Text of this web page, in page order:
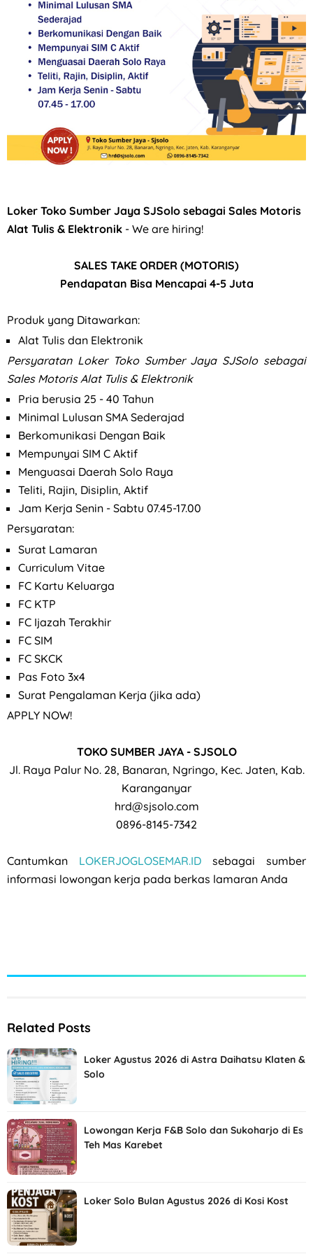
Loker Agustus 2026 di Astra Daihatsu Klaten & Solo
Loker Toko Sumber Jaya SJSolo sebagai Sales Motoris
Alat Tulis & Elektronik - We are hiring!
SALES TAKE ORDER (MOTORIS)
Pendapatan Bisa Mencapai 4-5 Juta
Produk yang Ditawarkan:
Alat Tulis dan Elektronik
Persyaratan Loker Toko Sumber Jaya SJSolo sebagai
Sales Motoris Alat Tulis & Elektronik
Pria berusia 25 - 40 Tahun
Minimal Lulusan SMA Sederajad
Berkomunikasi Dengan Baik
Mempunyai SIM C Aktif
Menguasai Daerah Solo Raya
Teliti, Rajin, Disiplin, Aktif
Jam Kerja Senin - Sabtu 07.45-17.00
Persyaratan:
Surat Lamaran
Curriculum Vitae
FC Kartu Keluarga
FC KTP
FC Ijazah Terakhir
FC SIM
FC SKCK
Pas Foto 3x4
Surat Pengalaman Kerja (jika ada)
APPLY NOW!
TOKO SUMBER JAYA - SJSOLO
Jl. Raya Palur No. 28, Banaran, Ngringo, Kec. Jaten, Kab.
Karanganyar
hrd@sjsolo.com
0896-8145-7342
Cantumkan LOKERJOGLOSEMAR.ID sebagai sumber
informasi lowongan kerja pada berkas lamaran Anda
Related Posts
Loker Agustus 2026 di Astra Daihatsu Klaten &
Solo
Lowongan Kerja F&B Solo dan Sukoharjo di Es
Teh Mas Karebet
Loker Solo Bulan Agustus 2026 di Kosi Kost